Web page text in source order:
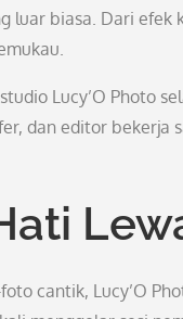
luar biasa. Dari
Lucy’O Photo
dan editor bekerja
cantik, Lucy’O